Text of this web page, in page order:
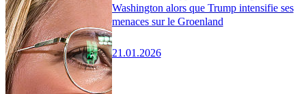
Washington alors que Trump intensifie ses
menaces sur le Groenland
21.01.2026